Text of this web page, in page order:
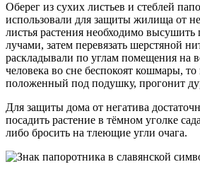
Оберег из сухих листьев и стеблей
использовали для защиты жилища от
листья растения необходимо
лучами, затем перевязать шерстяной
раскладывали по углам помещения на
человека во сне беспокоят кошмары,
положенный под подушку, прогонит
Для защиты дома от негатива
посадить растение в тёмном уголке
либо бросить на тлеющие угли очага.